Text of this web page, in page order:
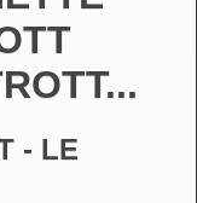
- LE